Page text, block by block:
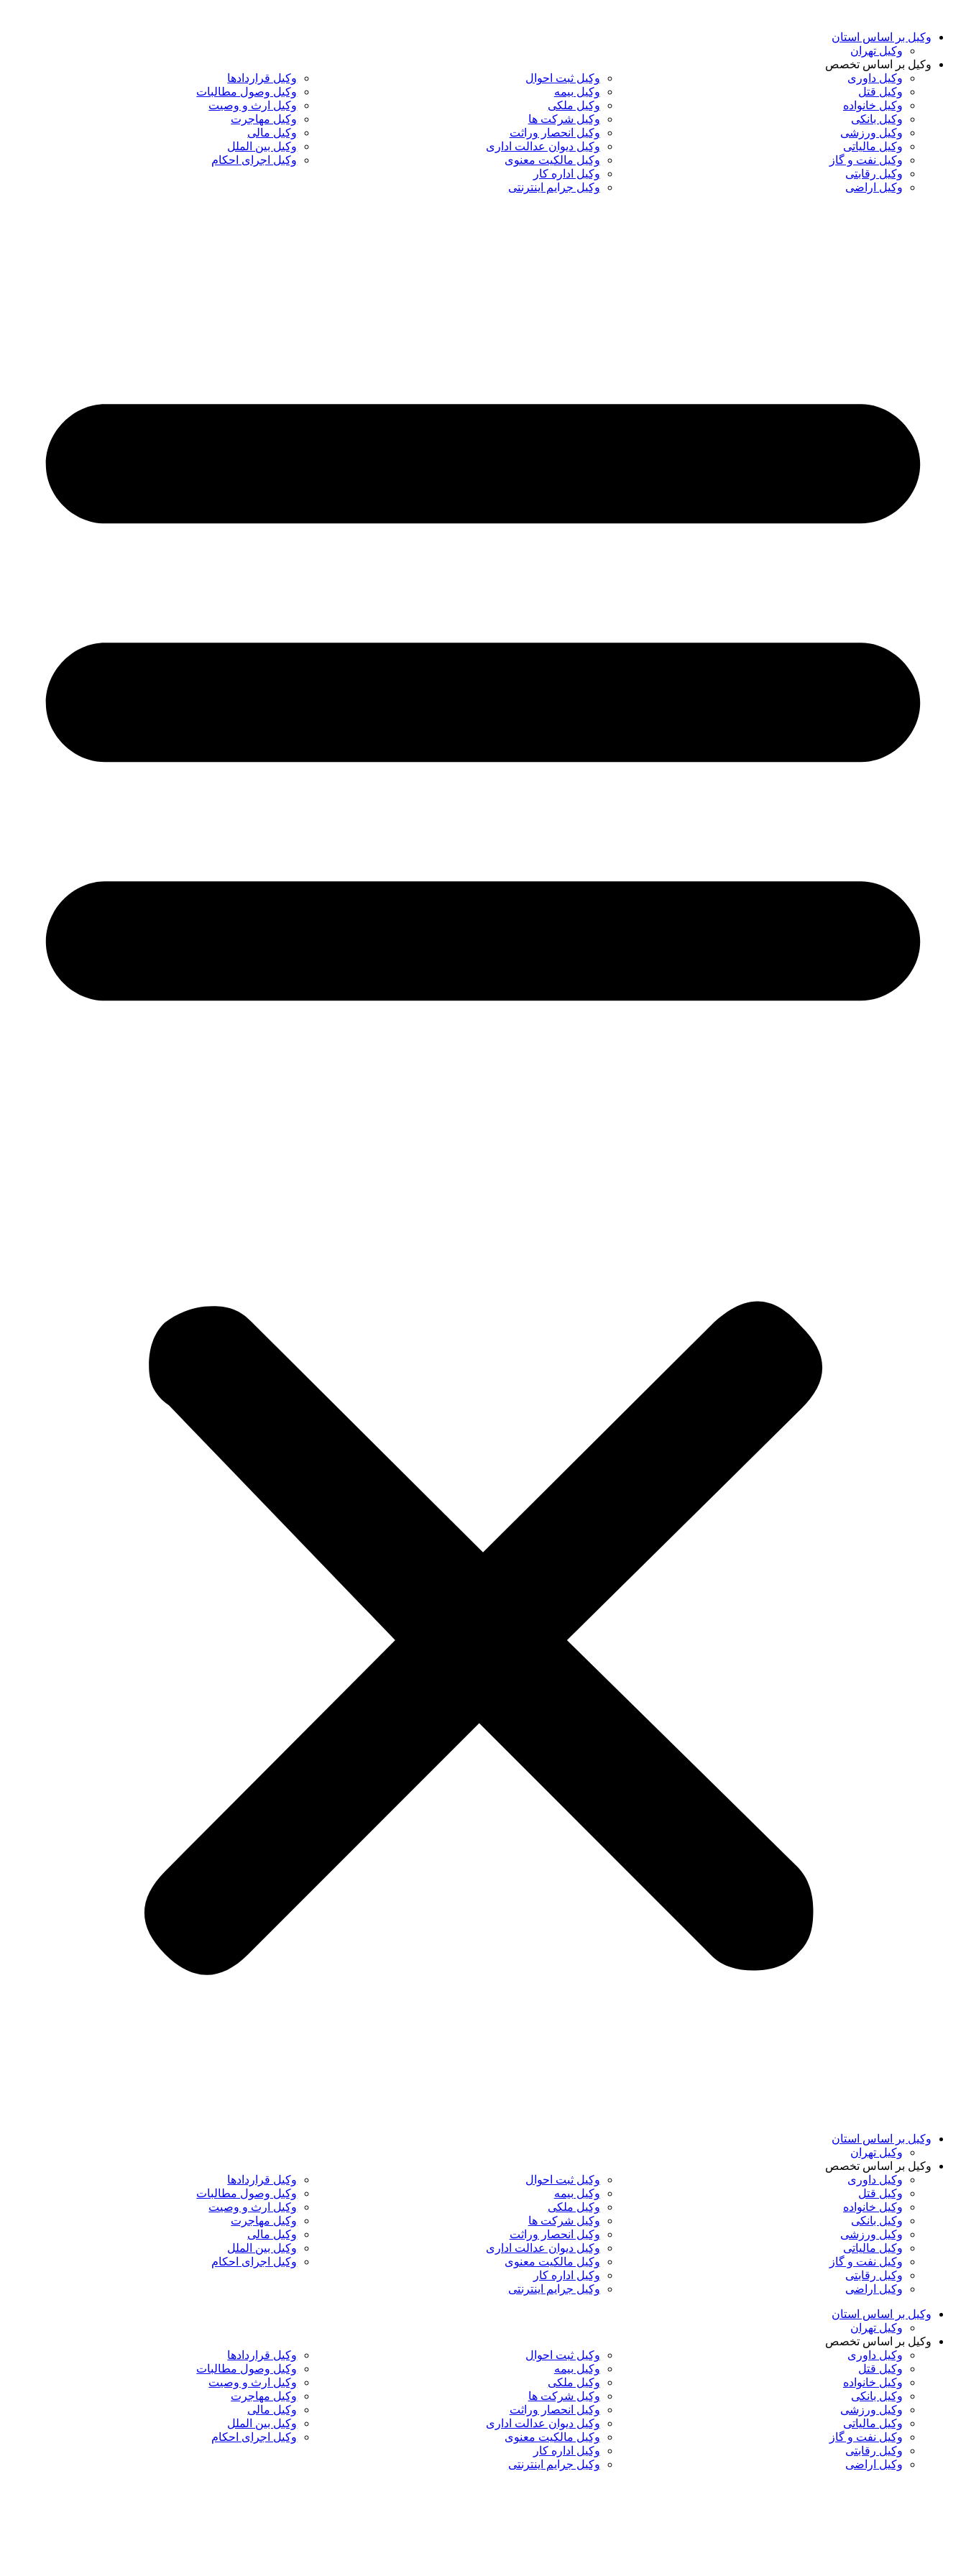
محتوا
وکیل بر اساس استان
وکیل تهران
وکیل بر اساس تخصص
وکیل داوری
وکیل قتل
وکیل خانواده
وکیل بانکی
وکیل ورزشی
وکیل مالیاتی
وکیل نفت و گاز
وکیل رقابتی
وکیل اراضی
وکیل ثبت احوال
وکیل بیمه
وکیل ملکی
وکیل شرکت ها
وکیل انحصار وراثت
وکیل دیوان عدالت اداری
وکیل مالکیت معنوی
وکیل اداره کار
وکیل جرایم اینترنتی
وکیل قراردادها
وکیل وصول مطالبات
وکیل ارث و وصیت
وکیل مهاجرت
وکیل مالی
وکیل بین الملل
وکیل اجرای احکام
وکیل بر اساس استان
وکیل تهران
وکیل بر اساس تخصص
وکیل داوری
وکیل قتل
وکیل خانواده
وکیل بانکی
وکیل ورزشی
وکیل مالیاتی
وکیل نفت و گاز
وکیل رقابتی
وکیل اراضی
وکیل ثبت احوال
وکیل بیمه
وکیل ملکی
وکیل شرکت ها
وکیل انحصار وراثت
وکیل دیوان عدالت اداری
وکیل مالکیت معنوی
وکیل اداره کار
وکیل جرایم اینترنتی
وکیل قراردادها
وکیل وصول مطالبات
وکیل ارث و وصیت
وکیل مهاجرت
وکیل مالی
وکیل بین الملل
وکیل اجرای احکام
وکیل بر اساس استان
وکیل تهران
وکیل بر اساس تخصص
وکیل داوری
وکیل قتل
وکیل خانواده
وکیل بانکی
وکیل ورزشی
وکیل مالیاتی
وکیل نفت و گاز
وکیل رقابتی
وکیل اراضی
وکیل ثبت احوال
وکیل بیمه
وکیل ملکی
وکیل شرکت ها
وکیل انحصار وراثت
وکیل دیوان عدالت اداری
وکیل مالکیت معنوی
وکیل اداره کار
وکیل جرایم اینترنتی
وکیل قراردادها
وکیل وصول مطالبات
وکیل ارث و وصیت
وکیل مهاجرت
وکیل مالی
وکیل بین الملل
وکیل اجرای احکام